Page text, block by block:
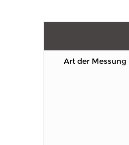
Art der Messung